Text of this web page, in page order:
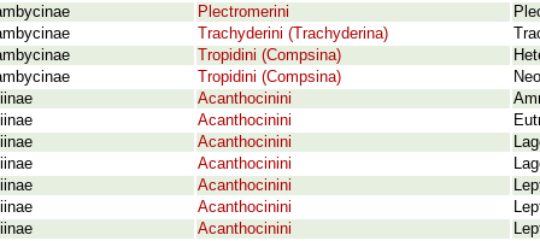
Plectromerini
Trachyderini (Trachyderina)
Tropidini (Compsina)
Tropidini (Compsina)
Acanthocinini
Acanthocinini
Acanthocinini
Acanthocinini
Acanthocinini
Acanthocinini
Acanthocinini